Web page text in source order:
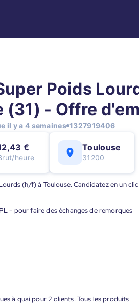
Poids
(31) - Offre
il y a 4 semaines 1327919406
€
heure
Toulouse
31200
(h/f) à Toulouse. Candidatez en un clic
- pour faire des échanges de remorques
à quai pour 2 clients. Tous les produits